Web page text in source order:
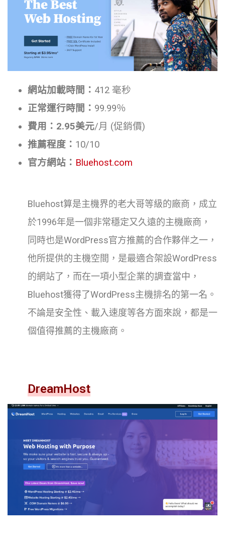
網站加載時間： 412 毫秒
正常運行時間： 99.99％
費用：2.95美元/月 (促銷價)
推薦程度： 10/10
官方網站： Bluehost.com
Bluehost算是主機界的老大哥等級的廠商，成立
於1996年是一個非常穩定又久遠的主機廠商，
同時也是WordPress官方推薦的合作夥伴之一，
他所提供的主機空間，是最適合架設WordPress
的網站了，而在一項小型企業的調查當中，
Bluehost獲得了WordPress主機排名的第一名。
不論是安全性、載入速度等各方面來說，都是一
個值得推薦的主機廠商。
DreamHost